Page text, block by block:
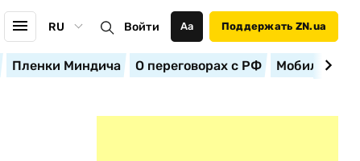
RU Войти Аа Поддержать ZN.ua
Пленки Миндича О переговорах с РФ